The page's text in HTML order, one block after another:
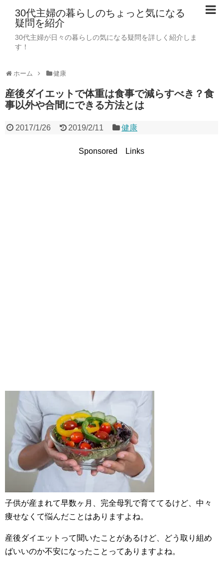
30代主婦の暮らしのちょっと気になる
疑問を紹介
30代主婦が日々の暮らしの気になる疑問を詳しく紹介しま
す！
ホーム 健康
産後ダイエットで体重は食事で減らすべき？食
事以外や合間にできる方法とは
2017/1/26 2019/2/11 健康
Sponsored Links
子供が産まれて早数ヶ月、完全母乳で育ててるけど、中々
痩せなくて悩んだことはありますよね。
産後ダイエットって聞いたことがあるけど、どう取り組め
ばいいのか不安になったことってありますよね。